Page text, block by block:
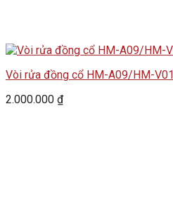
Vòi rửa đồng cổ HM-A09/HM-V01
2.000.000 ₫